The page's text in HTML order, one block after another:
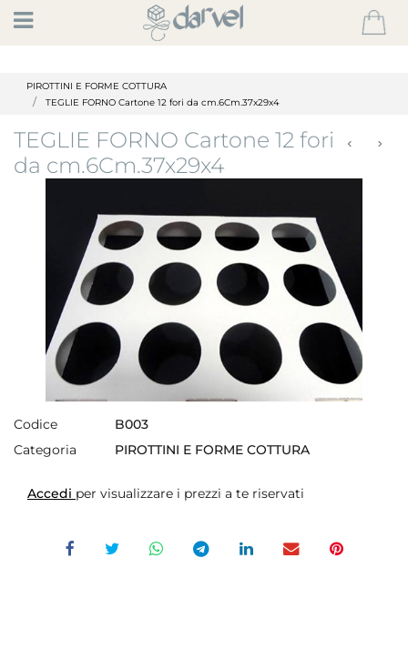
Open
PIROTTINI E FORME COTTURA
TEGLIE FORNO Cartone 12 fori da cm.6Cm.37x29x4
TEGLIE FORNO Cartone 12 fori
da cm.6Cm.37x29x4
Codice
B003
Categoria
PIROTTINI E FORME COTTURA
Accedi per visualizzare i prezzi a te riservati